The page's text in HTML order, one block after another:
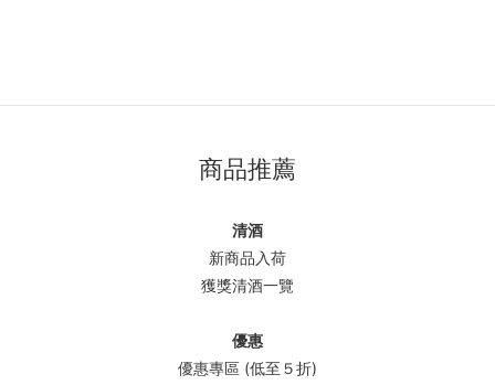
商品推薦
清酒
新商品入荷
獲獎清酒一覽
優惠
優惠專區 (低至５折)